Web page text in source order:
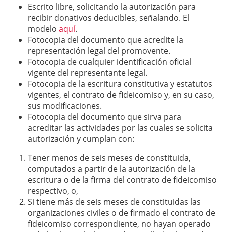
Escrito libre, solicitando la autorización para
recibir donativos deducibles, señalando. El
modelo aquí.
Fotocopia del documento que acredite la
representación legal del promovente.
Fotocopia de cualquier identificación oficial
vigente del representante legal.
Fotocopia de la escritura constitutiva y estatutos
vigentes, el contrato de fideicomiso y, en su caso,
sus modificaciones.
Fotocopia del documento que sirva para
acreditar las actividades por las cuales se solicita
autorización y cumplan con:
Tener menos de seis meses de constituida,
computados a partir de la autorización de la
escritura o de la firma del contrato de fideicomiso
respectivo, o,
Si tiene más de seis meses de constituidas las
organizaciones civiles o de firmado el contrato de
fideicomiso correspondiente, no hayan operado